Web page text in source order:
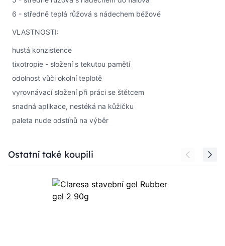
6 - středně teplá růžová s nádechem béžové
VLASTNOSTI:
hustá konzistence
tixotropie - složení s tekutou pamětí
odolnost vůči okolní teplotě
vyrovnávací složení při práci se štětcem
snadná aplikace, nestéká na kůžičku
paleta nude odstínů na výběr
Press to skip carousel
Ostatní také koupili